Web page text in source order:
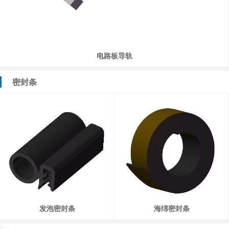
电路板导轨
密封条
发泡密封条 海绵密封条